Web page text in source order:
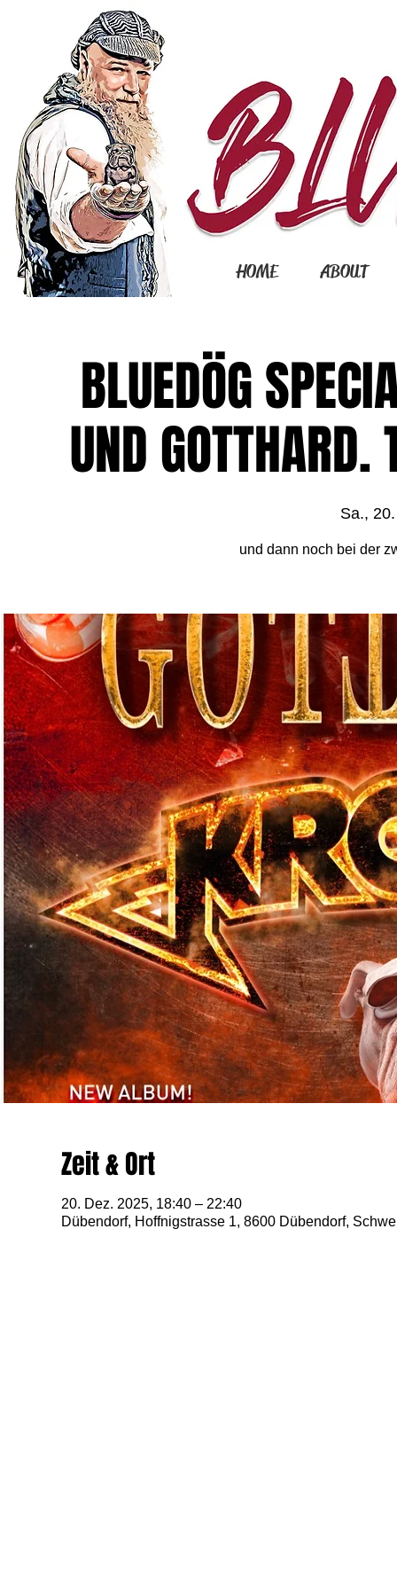
HOME ABOUT
BLUEDÖG
UND GOTTHARD.
Sa.,
und dann noch bei der
Zeit & Ort
20. Dez. 2025, 18:40 – 22:40
Dübendorf, Hoffnigstrasse 1, 8600 Dübendorf,